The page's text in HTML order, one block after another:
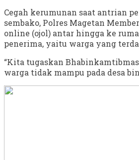
Cegah kerumunan saat antrian
sembako, Polres Magetan
online (ojol) antar hingga ke
penerima, yaitu warga yang
“Kita tugaskan
warga tidak mampu pada desa